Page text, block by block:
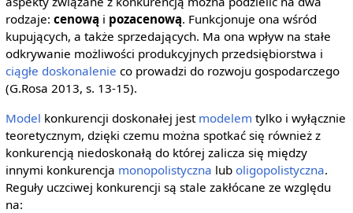
rodzaje: cenową i pozacenową. Funkcjonuje ona wśród
kupujących, a także sprzedających. Ma ona wpływ na stałe
odkrywanie możliwości produkcyjnych przedsiębiorstwa i
ciągłe doskonalenie co prowadzi do rozwoju gospodarczego
(G.Rosa 2013, s. 13-15).
Model konkurencji doskonałej jest modelem tylko i wyłącznie
teoretycznym, dzięki czemu można spotkać się również z
konkurencją niedoskonałą do której zalicza się między
innymi konkurencja monopolistyczna lub oligopolistyczna.
Reguły uczciwej konkurencji są stale zakłócane ze względu
na: